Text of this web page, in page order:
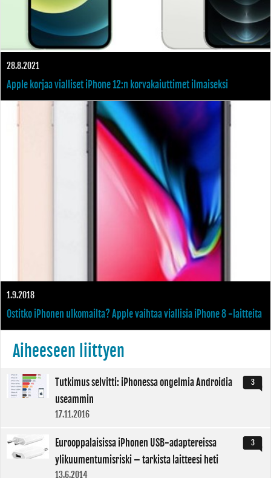
28.8.2021
Apple korjaa vialliset iPhone 12:n korvakaiuttimet ilmaiseksi
1.9.2018
Ostitko iPhonen ulkomailta? Apple vaihtaa viallisia iPhone 8 -laitteita
Aiheeseen liittyen
3
Tutkimus selvitti: iPhonessa ongelmia Androidia
useammin
17.11.2016
3
Eurooppalaisissa iPhonen USB-adaptereissa
ylikuumentumisriski – tarkista laitteesi heti
13.6.2014